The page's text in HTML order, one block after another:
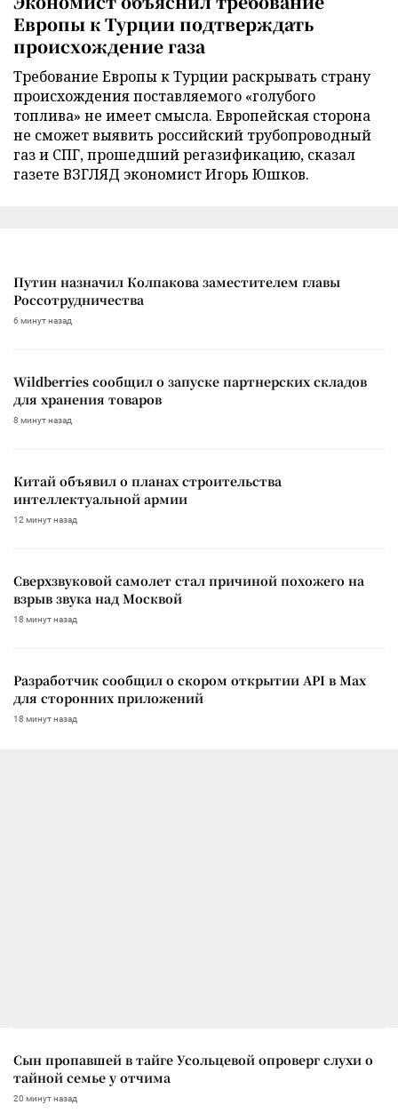
Европы к Турции подтверждать
происхождение газа
Требование Европы к Турции раскрывать страну
происхождения поставляемого «голубого
топлива» не имеет смысла. Европейская сторона
не сможет выявить российский трубопроводный
газ и СПГ, прошедший регазификацию, сказал
газете ВЗГЛЯД экономист Игорь Юшков.
Путин назначил Колпакова заместителем главы
Россотрудничества
6 минут назад
Wildberries сообщил о запуске партнерских складов
для хранения товаров
8 минут назад
Китай объявил о планах строительства
интеллектуальной армии
12 минут назад
Сверхзвуковой самолет стал причиной похожего на
взрыв звука над Москвой
18 минут назад
Разработчик сообщил о скором открытии API в Max
для сторонних приложений
18 минут назад
Сын пропавшей в тайге Усольцевой опроверг слухи о
тайной семье у отчима
20 минут назад